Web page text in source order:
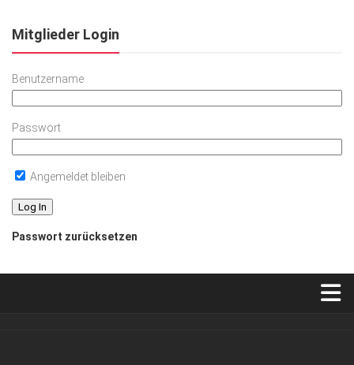
Mitglieder Login
Benutzername
Passwort
Angemeldet bleiben
Passwort zurücksetzen